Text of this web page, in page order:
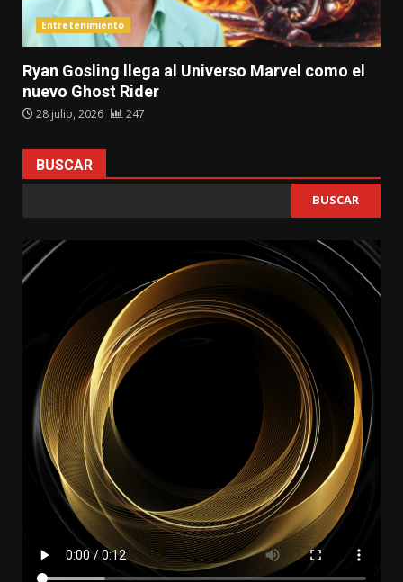
Entretenimiento
Ryan Gosling llega al Universo Marvel como el
nuevo Ghost Rider
28 julio, 2026 247
BUSCAR
BUSCAR